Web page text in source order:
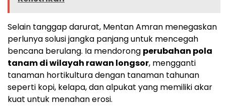
Selain tanggap darurat, Mentan Amran menegaskan
perlunya solusi jangka panjang untuk mencegah
bencana berulang. Ia mendorong perubahan pola
tanam di wilayah rawan longsor, mengganti
tanaman hortikultura dengan tanaman tahunan
seperti kopi, kelapa, dan alpukat yang memiliki akar
kuat untuk menahan erosi.